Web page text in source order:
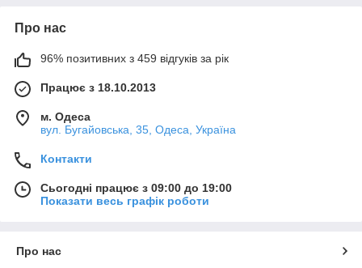
Про нас
96% позитивних з 459 відгуків за рік
Працює з 18.10.2013
м. Одеса
вул. Бугайовська, 35, Одеса, Україна
Контакти
Сьогодні працює з 09:00 до 19:00
Показати весь графік роботи
Про нас